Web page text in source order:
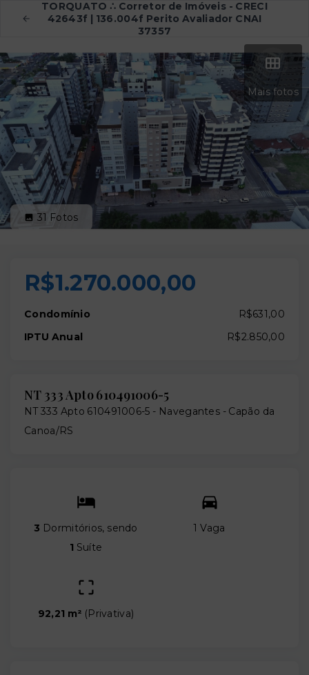
TORQUATO ∴ Corretor de Imóveis - CRECI
42643f | 136.004f Perito Avaliador CNAI
37357
Mais fotos
31 Fotos
R$1.270.000,00
Condomínio
R$631,00
IPTU Anual
R$2.850,00
NT 333 Apto 610491006-5
NT 333 Apto 610491006-5 - Navegantes - Capão da
Canoa/RS
3 Dormitórios, sendo
1 Suíte
1 Vaga
92,21 m² (Privativa)